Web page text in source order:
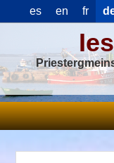
es en fr